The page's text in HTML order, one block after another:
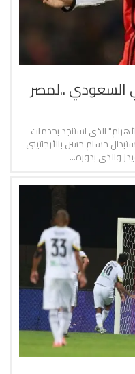
السعودي ..لمصر
الذي استنجد بخدمات
حسام حسن بالأرجنتيني
والذي بدوره…